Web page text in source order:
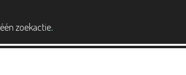
één zoekactie.